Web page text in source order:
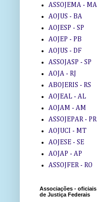
ASSOJEMA - MA
AOJUS - BA
AOJESP - SP
AOJEP - PB
AOJUS - DF
ASSOJASP - SP
AOJA - RJ
ABOJERIS - RS
AOJEAL - AL
AOJAM - AM
ASSOJEPAR - PR
AOJUCI - MT
AOJESE - SE
AOJAP - AP
ASSOJFER - RO
Associações - oficiais
de Justiça Federais